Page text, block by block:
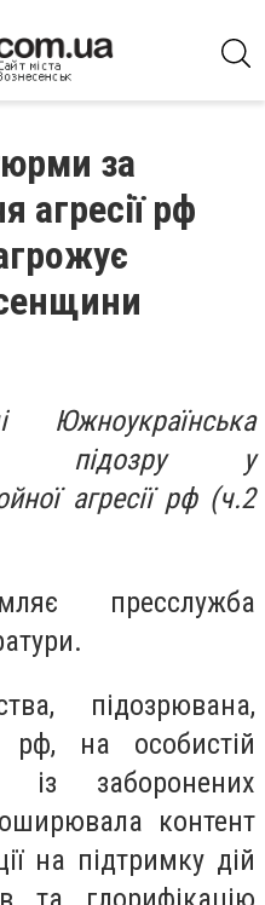
за
агресії рф
Южноукраїнська
підозру у
агресії рф (ч.2
пресслужба
підозрювана,
рф, на особистій
із заборонених
контент
на підтримку дій